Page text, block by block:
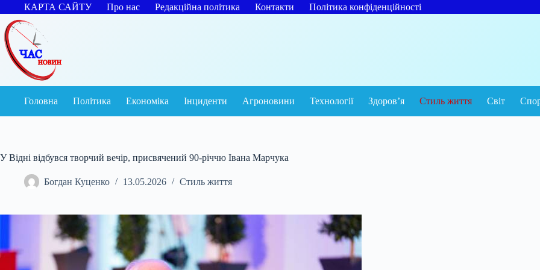
Перейти
до
вмісту
КАРТА САЙТУ Про нас Редакційна політика Контакти Політика конфіденційності
Головна Політика Економіка Інциденти Агроновини Технології Здоров’я Стиль життя Світ
У Відні відбувся творчий вечір, присвячений 90-річчю Івана Марчука
Богдан Куценко 13.05.2026 Стиль життя